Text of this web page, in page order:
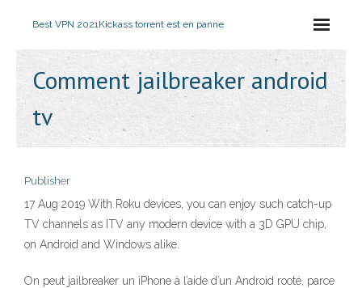
Best VPN 2021Kickass torrent est en panne
Comment jailbreaker android
tv
Publisher
17 Aug 2019 With Roku devices, you can enjoy such catch-up
TV channels as ITV any modern device with a 3D GPU chip,
on Android and Windows alike.
On peut jailbreaker un iPhone à l’aide d’un Android rooté, parce